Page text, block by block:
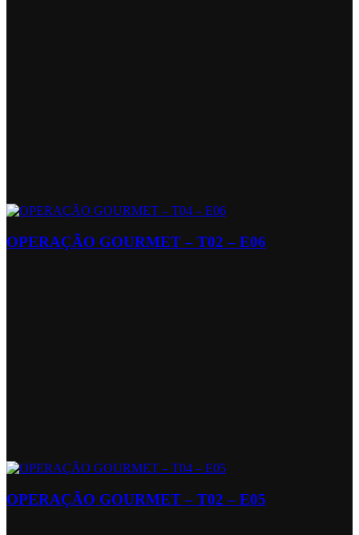
OPERAÇÃO GOURMET – T02 – E06
OPERAÇÃO GOURMET – T02 – E05